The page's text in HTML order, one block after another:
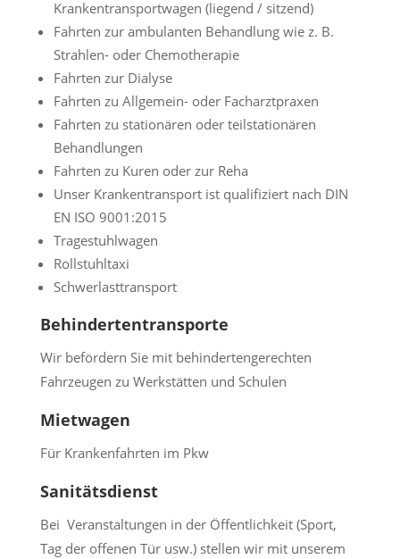
Krankentransportwagen (liegend / sitzend)
Fahrten zur ambulanten Behandlung wie z. B.
Strahlen- oder Chemotherapie
Fahrten zur Dialyse
Fahrten zu Allgemein- oder Facharztpraxen
Fahrten zu stationären oder teilstationären
Behandlungen
Fahrten zu Kuren oder zur Reha
Unser Krankentransport ist qualifiziert nach DIN
EN ISO 9001:2015
Tragestuhlwagen
Rollstuhltaxi
Schwerlasttransport
Behindertentransporte
Wir befördern Sie mit behindertengerechten
Fahrzeugen zu Werkstätten und Schulen
Mietwagen
Für Krankenfahrten im Pkw
Sanitätsdienst
Bei Veranstaltungen in der Öffentlichkeit (Sport,
Tag der offenen Tür usw.) stellen wir mit unserem